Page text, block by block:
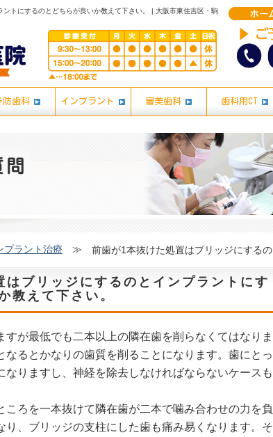
トにするのとどちらが良いか教えて下さい。 | 大阪市東住吉区・駒
防歯科 インプラント 審美歯科 歯科用CT
プラント治療 ≫
ブリッジにするのとインプラントにす
教えて下さい。
が最低でも二本以上の隣在歯を削らなくてはなりま
るとかなりの歯質を削ることになります。歯にとっ
なりますし、神経を除去しなければならないケースも
ころを一本抜けて隣在歯が二本で噛み合わせの力を負
り、ブリッジの支柱にした歯も痛み易くなります。そ